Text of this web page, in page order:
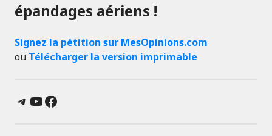
épandages aériens !
Signez la pétition sur MesOpinions.com
ou Télécharger la version imprimable
Telegram
YouTube
Facebook